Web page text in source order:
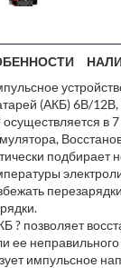
(АКБ) 6В/12В,
в
? позволяет
ее
импульсное